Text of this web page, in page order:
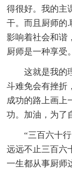
得很好。我的主
干。而且厨师的
影响着社会和谐
厨师是一种享受。
这就是我的理
斗难免会有挫折
成功的路上画上
功。加油，为了
“三百六十行
远远不止三百六
一生都从事厨师